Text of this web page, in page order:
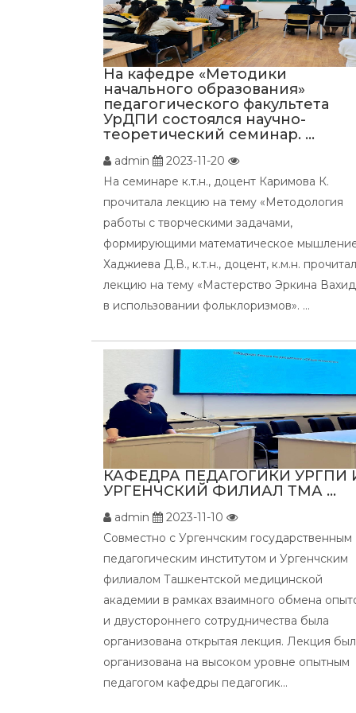
На кафедре «Методики
начального образования»
педагогического факультета
УрДПИ состоялся научно-
теоретический семинар. ...
admin
2023-11-20
На семинаре к.т.н., доцент Каримова К.
прочитала лекцию на тему «Методология
работы с творческими задачами,
формирующими математическое
Хаджиева Д.В., к.т.н., доцент, к.м.н. прочитал
лекцию на тему «Мастерство Эркина
в использовании фольклоризмов». ...
КАФЕДРА ПЕДАГОГИКИ УРГПИ
УРГЕНЧСКИЙ ФИЛИАЛ ТМА ...
admin
2023-11-10
Совместно с Ургенчским государственным
педагогическим институтом и Ургенчским
филиалом Ташкентской медицинской
академии в рамках взаимного обмена
и двустороннего сотрудничества была
организована открытая лекция. Лекция
организована на высоком уровне опытным
педагогом кафедры педагогик...